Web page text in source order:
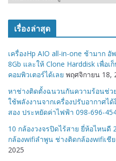
ว
มู่
เรื่องล่าสุด
เครื่องHp AIO all-in-one ช้ามาก อั
8Gb และให้ Clone Harddisk เพื่อ
คอมพิวเตอร์ได้เลย พฤศจิกายน 18,
หาช่างติดตั้งฉนวนกันความร้อนช่ว
ใช้พลังงานจากเครื่องปรับอากาศไ
สอง ประหยัดค่าไฟฟ้า 098-696-
10 กล้องวงจรปิดไร้สาย ยี่ห้อไหนดี
กล้องwifiลำพูน ช่างติดกล้องwifiเชี
2025